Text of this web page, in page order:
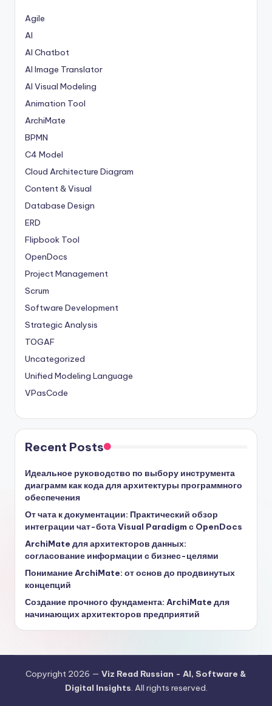
Agile
AI
AI Chatbot
AI Image Translator
AI Visual Modeling
Animation Tool
ArchiMate
BPMN
C4 Model
Cloud Architecture Diagram
Content & Visual
Database Design
ERD
Flipbook Tool
OpenDocs
Project Management
Scrum
Software Development
Strategic Analysis
TOGAF
Uncategorized
Unified Modeling Language
VPasCode
Recent Posts
Идеальное руководство по выбору инструмента
диаграмм как кода для архитектуры программного
обеспечения
От чата к документации: Практический обзор
интеграции чат-бота Visual Paradigm с OpenDocs
ArchiMate для архитекторов данных:
согласование информации с бизнес-целями
Понимание ArchiMate: от основ до продвинутых
концепций
Создание прочного фундамента: ArchiMate для
начинающих архитекторов предприятий
Copyright 2026 — Viz Read Russian - AI, Software &
Digital Insights . All rights reserved.